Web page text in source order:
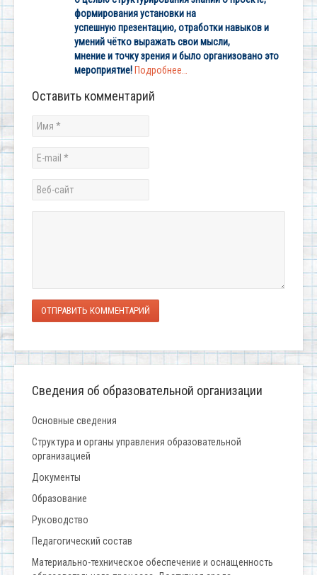
формирования установки на
успешную презентацию, отработки навыков и
умений чётко выражать свои мысли,
мнение и точку зрения и было организовано это
мероприятие! Подробнее…
Оставить комментарий
ОТПРАВИТЬ КОММЕНТАРИЙ
Сведения об образовательной организации
Основные сведения
Структура и органы управления образовательной
организацией
Документы
Образование
Руководство
Педагогический состав
Материально-техническое обеспечение и оснащенность